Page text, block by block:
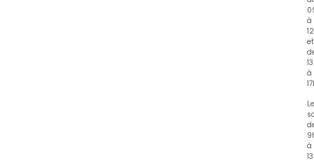
à
et
à
Le
à